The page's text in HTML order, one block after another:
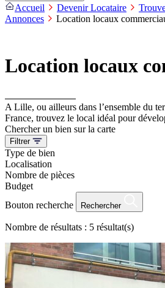
Accueil Devenir Locataire
Annonces
Location locaux
Location locaux
A Lille, ou ailleurs dans l’ensemble du
France, trouvez le local idéal pour
Chercher un bien sur la carte
Filtrer
Type de bien
Localisation
Nombre de pièces
Budget
Bouton recherche
Rechercher
Nombre de résultats : 5 résultat(s)